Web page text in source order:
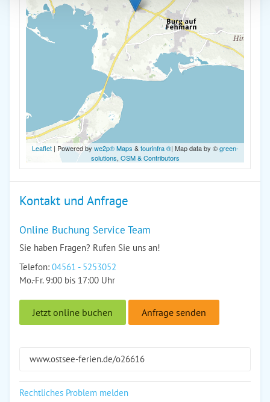
Leaflet| Powered by we2p® Maps &tourinfra ®| Map data by ©green-
solutions, OSM & Contributors
Kontakt und Anfrage
Online Buchung Service Team
Sie haben Fragen? Rufen Sie uns an!
Telefon: 04561 - 5253052
Mo.-Fr. 9:00 bis 17:00 Uhr
Jetzt online buchen Anfrage senden
www.ostsee-ferien.de/o26616
Rechtliches Problem melden